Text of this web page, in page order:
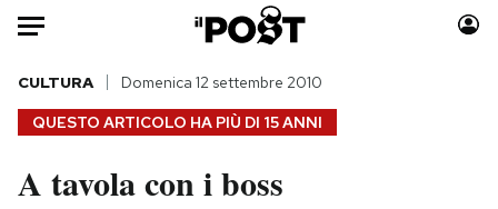
Auto
HOME
Italia
Moda
QUESTO ARTICOLO HA PIÙ DI 15 ANNI
CULTURA Domenica 12 settembre 2010
A tavola con i boss